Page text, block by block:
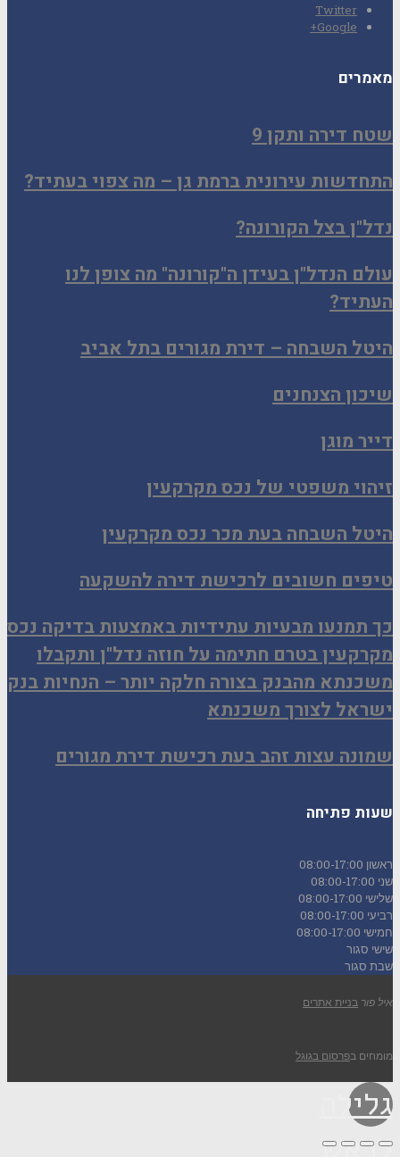
Twitter
Google+
מאמרים
שטח דירה ותקן 9
התחדשות עירונית ברמת גן – מה צפוי בעתיד?
נדל"ן בצל הקורונה?
עולם הנדל"ן בעידן ה"קורונה" מה צופן לנו
העתיד?
היטל השבחה – דירת מגורים בתל אביב
שיכון הצנחנים
דייר מוגן
זיהוי משפטי של נכס מקרקעין
היטל השבחה בעת מכר נכס מקרקעין
טיפים חשובים לרכישת דירה להשקעה
כך תמנעו מבעיות עתידיות באמצעות בדיקה נכס
מקרקעין בטרם חתימה על חוזה נדל"ן ותקבלו
משכנתא מהבנק בצורה חלקה יותר – הנחיות בנק
ישראל לצורך משכנתא
שמונה עצות זהב בעת רכישת דירת מגורים
שעות פתיחה
ראשון 08:00-17:00
שני 08:00-17:00
שלישי 08:00-17:00
רביעי 08:00-17:00
חמישי 08:00-17:00
שישי סגור
שבת סגור
איל פור בניית אתרים
מומחים בפרסום בגוגל
גלילה
לראש